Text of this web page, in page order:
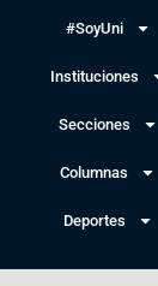
#SoyUni
Instituciones
Secciones
Columnas
Deportes